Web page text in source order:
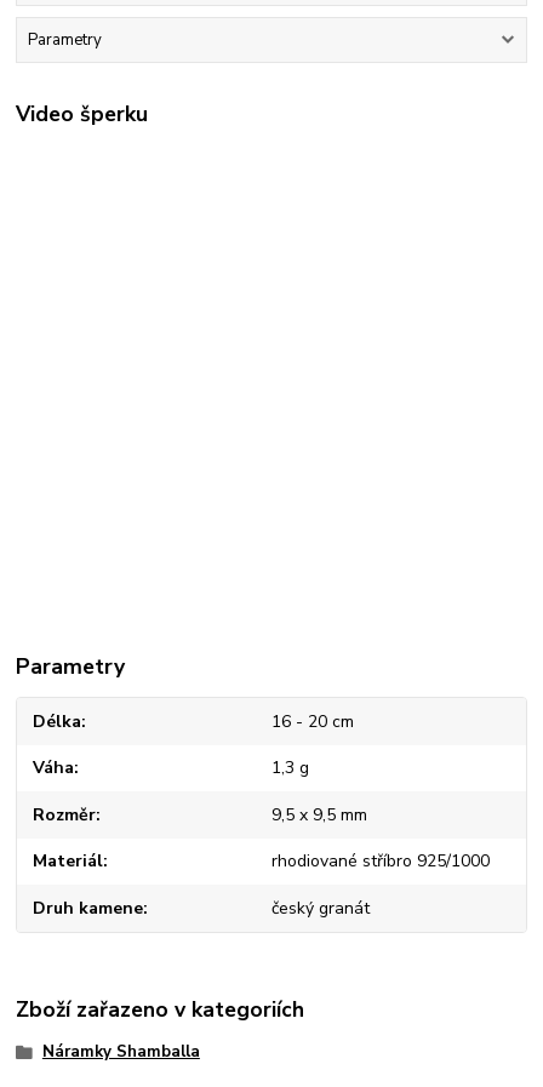
Parametry
Video šperku
Parametry
Délka 16 - 20 cm
Váha 1,3 g
Rozměr 9,5 x 9,5 mm
Materiál rhodiované stříbro 925/1000
Druh kamene český granát
Zboží zařazeno v kategoriích
Náramky Shamballa